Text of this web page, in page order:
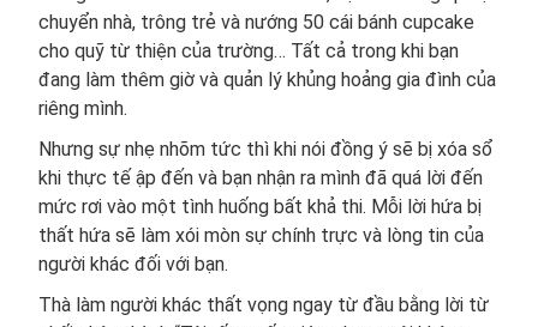
chuyển nhà, trông trẻ và nướng 50 cái bánh cupcake
cho quỹ từ thiện của trường… Tất cả trong khi bạn
đang làm thêm giờ và quản lý khủng hoảng gia đình của
riêng mình.
Nhưng sự nhẹ nhõm tức thì khi nói đồng ý sẽ bị xóa sổ
khi thực tế ập đến và bạn nhận ra mình đã quá lời đến
mức rơi vào một tình huống bất khả thi. Mỗi lời hứa bị
thất hứa sẽ làm xói mòn sự chính trực và lòng tin của
người khác đối với bạn.
Thà làm người khác thất vọng ngay từ đầu bằng lời từ